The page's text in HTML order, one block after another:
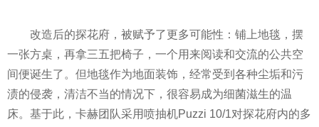
改造后的探花府，被赋予了更多可能性 ：铺上地毯，摆
一张方桌，再拿三五把椅子，一个用来阅读和交流的公共空
间便诞生了。但地毯作为地面装饰，经常受到各种尘垢和污
渍的侵袭，清洁不当的情况下，很容易成为细菌滋生的温
床。基于此，卡赫团队采用喷抽机Puzzi 10/1对探花府内的多